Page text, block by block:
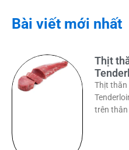
Bài viết mới nhất
Thịt
Thịt thăn
trên